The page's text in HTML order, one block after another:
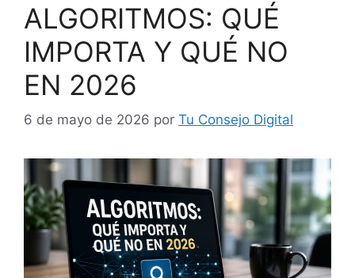
ALGORITMOS: QUÉ
IMPORTA Y QUÉ NO
EN 2026
6 de mayo de 2026 por Tu Consejo Digital